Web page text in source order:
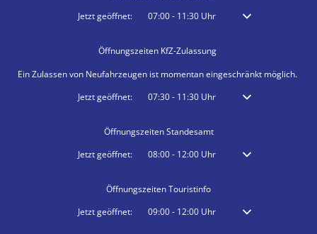
Klicken, um weitere Öffnungs- oder Schließzeiten auszublenden
Jetzt geöffnet: 07:00- 11:30Uhr Von 07:00 bis 11:30
Öffnungszeiten KfZ-Zulassung
Ein Zulassen von Neufahrzeugen ist momentan eingeschränkt möglich.
Klicken, um weitere Öffnungs- oder Schließzeiten auszublenden
Jetzt geöffnet: 07:30- 11:30Uhr Von 07:30 bis 11:30
Öffnungszeiten Standesamt
Klicken, um weitere Öffnungs- oder Schließzeiten auszublenden
Jetzt geöffnet: 08:00- 12:00Uhr Von 08:00 bis 12:00
Öffnungszeiten Touristinfo
Klicken, um weitere Öffnungs- oder Schließzeiten auszublenden
Jetzt geöffnet: 09:00- 12:00Uhr Von 09:00 bis 12:00